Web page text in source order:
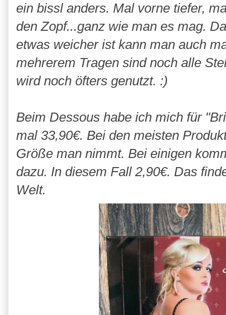
ein bissl anders. Mal vorne tiefer,
den Zopf...ganz wie man es mag.
etwas weicher ist kann man auch
mehrerem Tragen sind noch alle
wird noch öfters genutzt. :)
Beim Dessous habe ich mich für
mal 33,90€. Bei den meisten
Größe man nimmt. Bei einigen
dazu. In diesem Fall 2,90€. Das
Welt.